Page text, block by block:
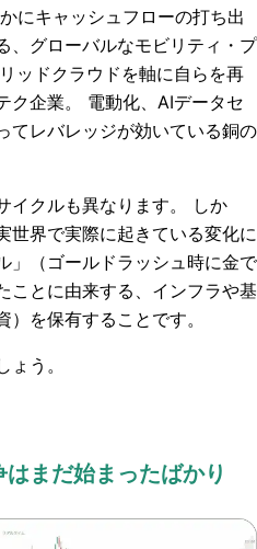
にキャッシュフローの打ち出
、グローバルなモビリティ・プ
ッドクラウドを軸に自らを再
ク企業。 電動化、AIデータセ
てレバレッジが効いている銅の
イクルも異なります。 しか
世界で実際に起きている変化に
」（ゴールドラッシュ時に金で
ことに由来する、インフラや基
を保有することです。
う。
まだ始まったばかり